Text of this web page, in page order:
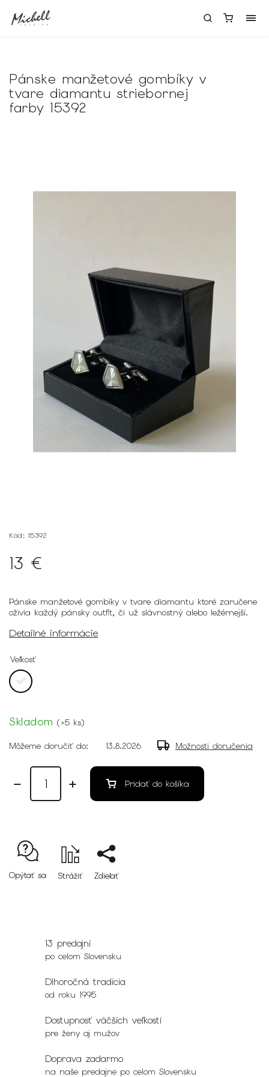
Pánske manžetové gombíky v
tvare diamantu striebornej
farby 15392
Kód: 15392
13 €
Pánske manžetové gombíky v tvare diamantu ktoré zaručene
oživia každý pánsky outfit, či už slávnostný alebo ležérnejší.
Detailné informácie
Veľkosť
Skladom (>5 ks)
Môžeme doručiť do: 13.8.2026 Možnosti doručenia
Pridať do košíka
Opýtať sa Strážiť Zdieľať
13 predajní
po celom Slovensku
Dlhoročná tradícia
od roku 1995
Dostupnosť väčších veľkostí
pre ženy aj mužov
Doprava zadarmo
na naše predajne po celom Slovensku